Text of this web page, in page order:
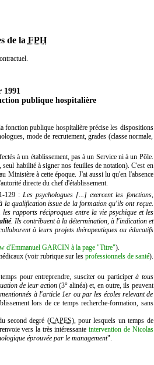
de la FPH
1991
publique hospitalière
fonction publique hospitalière précise les dispositions
mode de recrutement, grades (classe normale,
à un établissement, pas à un Service ni à un Pôle.
habilité à signer nos feuilles de notation). C'est en
Ministère à cette époque. J'ai aussi lu qu'en l'absence
directe du chef d'établissement.
129 : Les psychologues [...] exercent les fonctions,
la qualification issue de la formation qu'ils ont reçue.
les rapports réciproques entre la vie psychique et les
. Ils contribuent à la détermination, à l'indication et
à leurs projets thérapeutiques ou éducatifs
d'Emmanuel GARCIN à la page "Titre").
(voir rubrique sur les professionnels de santé).
pour entreprendre, susciter ou participer à tous
de leur action (3° alinéa) et, en outre, ils peuvent
à l'article 1er ou par les écoles relevant de
lors de ce temps recherche-formation, sans
second degré (CAPES), pour lesquels un temps de
renvoie vers la très intéressanteintervention de Nicolas
éprouvée par le management".